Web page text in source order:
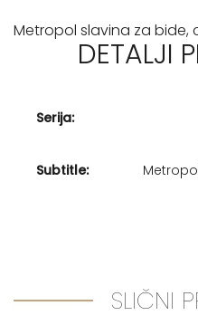
Metropol slavina za
DETALJI
Serija:
Subtitle:
SLIČNI